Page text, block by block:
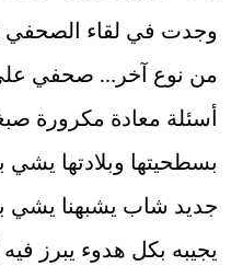
وجدت في لقاء الصحفي
من نوع آخر… صحفي
أسئلة معادة مكرورة
بسطحيتها وبلادتها
جديد شاب يشبهنا يشي
يجيبه بكل هدوء يبرز